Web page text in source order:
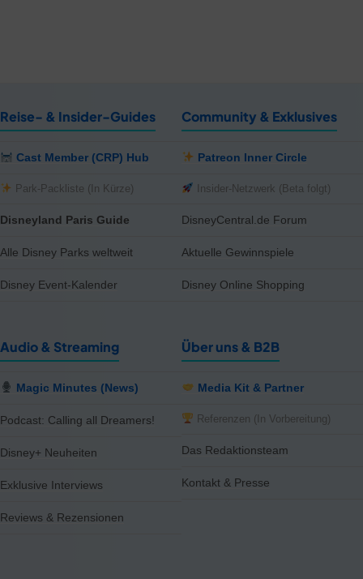
Reise- & Insider-Guides
Cast Member (CRP) Hub
Park-Packliste (In Kürze)
Disneyland Paris Guide
Alle Disney Parks weltweit
Disney Event-Kalender
Community & Exklusives
Patreon Inner Circle
Insider-Netzwerk (Beta folgt)
DisneyCentral.de Forum
Aktuelle Gewinnspiele
Disney Online Shopping
Audio & Streaming
Magic Minutes (News)
Podcast: Calling all Dreamers!
Disney+ Neuheiten
Exklusive Interviews
Reviews & Rezensionen
Über uns & B2B
Media Kit & Partner
Referenzen (In Vorbereitung)
Das Redaktionsteam
Kontakt & Presse